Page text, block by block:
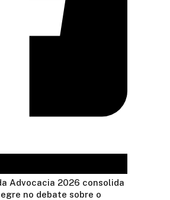
Advocacia 2026 consolida
no debate sobre o